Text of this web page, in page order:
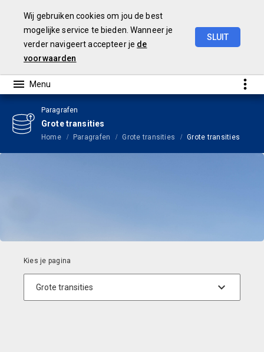
Wij gebruiken cookies om jou de best
mogelijke service te bieden. Wanneer je
verder navigeert accepteer je de
voorwaarden
SLUIT
Paragrafen
Grote transities
Home Paragrafen Grote transities Grote transities